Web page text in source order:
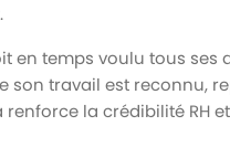
en temps voulu tous
son travail est reconnu,
renforce la crédibilité